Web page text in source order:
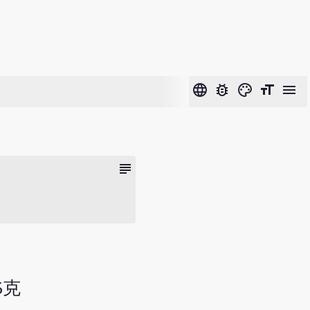
language bug_report color_lens format_size menu
subject